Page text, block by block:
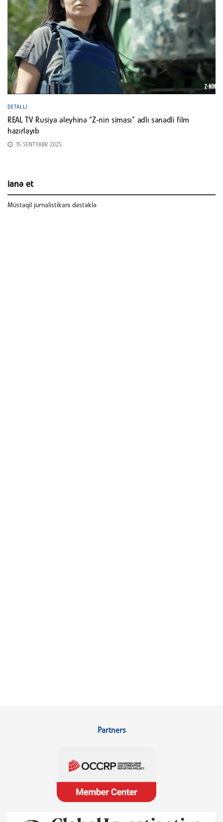
DETALLI
REAL TV Rusiya əleyhinə “Z-nin siması” adlı sənədli film
hazırlayıb
15 SENTYABR 2025
ianə et
Müstəqil jurnalistikanı dəstəklə
Partners